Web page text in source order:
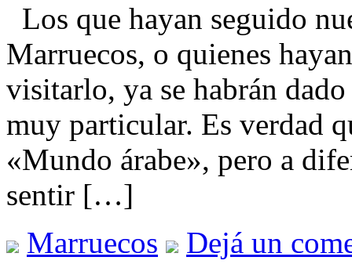
Los que hayan seguido
Marruecos, o quienes
visitarlo, ya se habrán
muy particular. Es verdad
«Mundo árabe», pero a
sentir […]
Marruecos
Dejá un